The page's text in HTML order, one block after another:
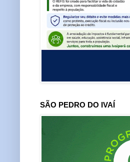
SÃO PEDRO DO IVAÍ